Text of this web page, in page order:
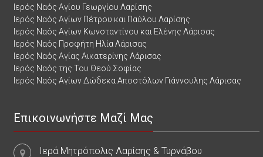
Ιερός Ναός Αγίου Γεωργίου Λαρίσης
Ιερός Ναός Αγίων Πέτρου και Παύλου Λαρίσης
Ιερός Ναός Αγίων Κωνσταντίνου και Ελένης Λάρισας
Ιερός Ναός Προφήτη Ηλία Λάρισας
Ιερός Ναός Αγίας Αικατερίνης Λάρισας
Ιερός Ναός της Του Θεού Σοφίας
Ιερός Ναός Αγίων Δώδεκα Αποστόλων Γιάννουλης Λάρισας
Επικοινωνήστε Μαζί Μας
Ιερά Μητρόπολις Λαρίσης & Τυρνάβου